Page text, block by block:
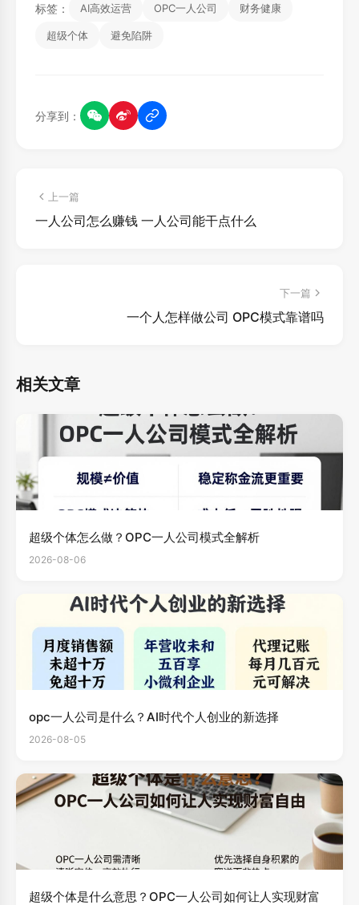
标签： AI高效运营 OPC一人公司 财务健康
超级个体 避免陷阱
分享到：
上一篇
一人公司怎么赚钱 一人公司能干点什么
下一篇
一个人怎样做公司 OPC模式靠谱吗
相关文章
超级个体怎么做？OPC一人公司模式全解析
2026-08-06
opc一人公司是什么？AI时代个人创业的新选择
2026-08-05
超级个体是什么意思？OPC一人公司如何让人实现财富